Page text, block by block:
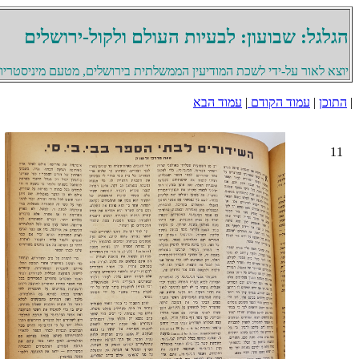
הגלגל: שבועון: לבעיות העולם ולקול-ירושלים
יוצא לאור על-ידי לשכת המודיעין הממשלתית בירושלים, מטעם
| התוכן | עמוד הקודם | עמוד הבא
11